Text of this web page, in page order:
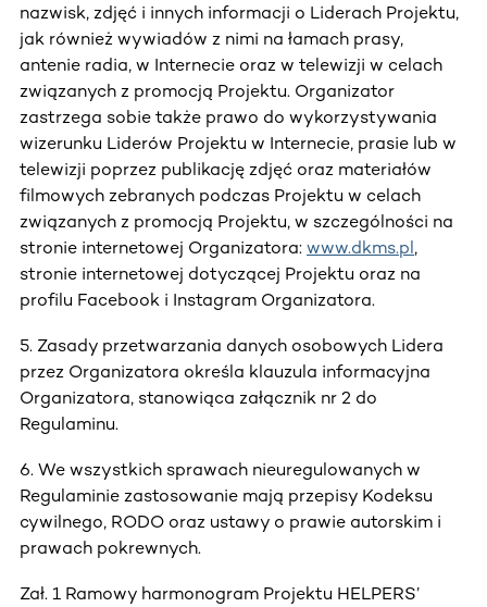
nazwisk, zdjęć i innych informacji o Liderach Projektu,
jak również wywiadów z nimi na łamach prasy,
antenie radia, w Internecie oraz w telewizji w celach
związanych z promocją Projektu. Organizator
zastrzega sobie także prawo do wykorzystywania
wizerunku Liderów Projektu w Internecie, prasie lub w
telewizji poprzez publikację zdjęć oraz materiałów
filmowych zebranych podczas Projektu w celach
związanych z promocją Projektu, w szczególności na
stronie internetowej Organizatora: www.dkms.pl,
stronie internetowej dotyczącej Projektu oraz na
profilu Facebook i Instagram Organizatora.
5. Zasady przetwarzania danych osobowych Lidera
przez Organizatora określa klauzula informacyjna
Organizatora, stanowiąca załącznik nr 2 do
Regulaminu.
6. We wszystkich sprawach nieuregulowanych w
Regulaminie zastosowanie mają przepisy Kodeksu
cywilnego, RODO oraz ustawy o prawie autorskim i
prawach pokrewnych.
Zał. 1 Ramowy harmonogram Projektu HELPERS’